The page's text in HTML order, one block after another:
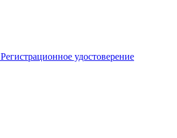
Регистрационное удостоверение